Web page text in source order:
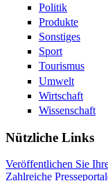
Politik
Produkte
Sonstiges
Sport
Tourismus
Umwelt
Wirtschaft
Wissenschaft
Nützliche Links
Veröffentlichen Sie
Zahlreiche